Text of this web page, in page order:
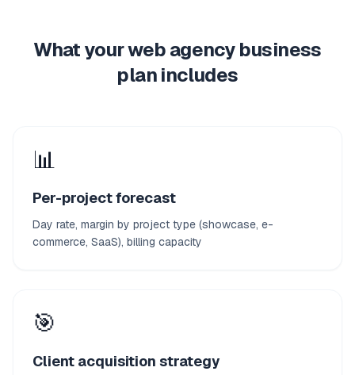
What your web agency business
plan includes
📊
Per-project forecast
Day rate, margin by project type (showcase, e-
commerce, SaaS), billing capacity
🎯
Client acquisition strategy